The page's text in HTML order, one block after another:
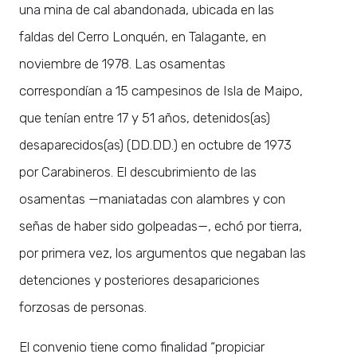
una mina de cal abandonada, ubicada en las
faldas del Cerro Lonquén, en Talagante, en
noviembre de 1978. Las osamentas
correspondían a 15 campesinos de Isla de Maipo,
que tenían entre 17 y 51 años, detenidos(as)
desaparecidos(as) (DD.DD.) en octubre de 1973
por Carabineros. El descubrimiento de las
osamentas —maniatadas con alambres y con
señas de haber sido golpeadas—, echó por tierra,
por primera vez, los argumentos que negaban las
detenciones y posteriores desapariciones
forzosas de personas.
El convenio tiene como finalidad “propiciar